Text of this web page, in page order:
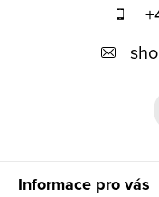
Informace pro vás